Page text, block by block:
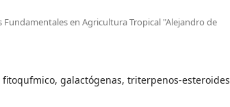
en Agricultura Tropical "Alejandro de
fitoqufmico, galactógenas, triterpenos-esteroides